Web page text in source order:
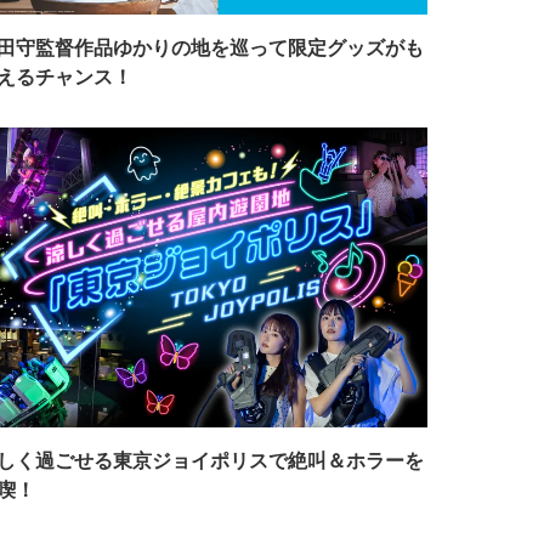
守監督作品ゆかりの地を巡って限定グッズがも
るチャンス！
く過ごせる東京ジョイポリスで絶叫＆ホラーを
！